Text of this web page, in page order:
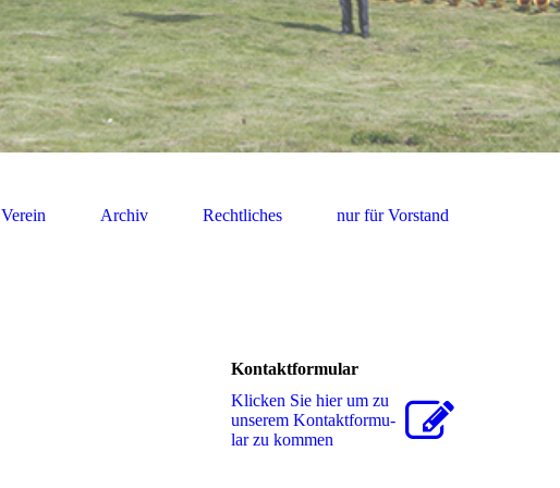
Verein Archiv Rechtliches nur für Vorstand
Kontaktformular
Klicken Sie hier um zu
unserem Kon­takt­for­mu­
lar zu kommen